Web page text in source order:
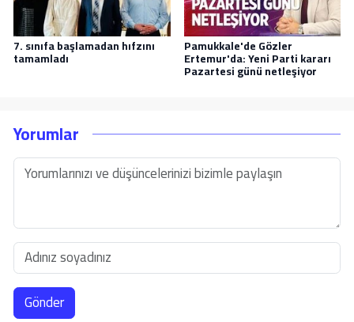
7. sınıfa başlamadan hıfzını
tamamladı
Pamukkale'de Gözler
Ertemur'da: Yeni Parti kararı
Pazartesi günü netleşiyor
Yorumlar
Gönder